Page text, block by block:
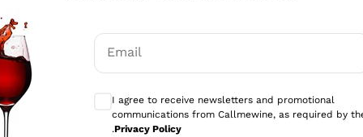
professionalità
Email
I agree to receive newsletters and promotional
communications from Callmewine, as required by
.Privacy Policy